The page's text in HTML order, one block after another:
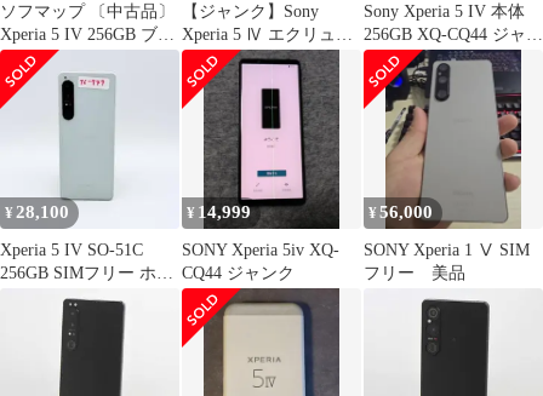
ソフマップ 〔中古品〕
Xperia 5 IV 256GB ブラ
ック XQ-CQ44-
B2JPCX0 SIMフリー
【344】
【ジャンク】Sony
Xperia 5 Ⅳ エクリュホ
ワイト
Sony Xperia 5 IV 本体
256GB XQ-CQ44 ジャン
ク品
¥28,100
Xperia 5 IV SO-51C
256GB SIMフリー ホワ
¥ 14,999
SONY Xperia 5iv XQ-
CQ44 ジャンク
¥56,000
SONY Xperia 1 Ⅴ SIM
フリー 美品